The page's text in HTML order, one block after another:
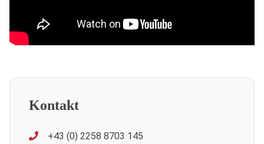
Kontakt
+43 (0) 2258 8703 145